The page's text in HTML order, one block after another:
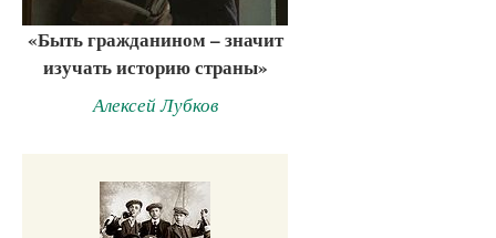
«Быть гражданином – значит
изучать историю страны»
Алексей Лубков